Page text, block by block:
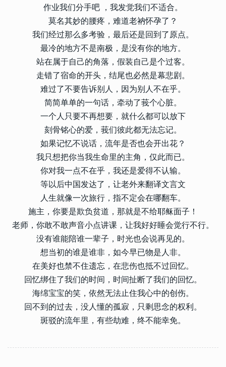
作业我们分手吧 ，我发觉我们不适合。
莫名其妙的腰疼，难道老衲怀孕了？
我们经过那么多考验，最后还是回到了原点。
最冷的地方不是南极，是没有你的地方。
站在属于自己的角落，假装自己是个过客。
走错了宿命的开头，结尾也必然是幕悲剧。
难过了不要告诉别人，因为别人不在乎。
简简单单的一句话，牵动了莪个心脏。
一个人只要不再想要，就什么都可以放下
刻骨铭心的爱，莪们彼此都无法忘记。
如果记忆不说话，流年是否也会开出花？
我只想把你当我生命里的主角，仅此而已。
你对我一点不在乎，我还是爱得不认输。
等以后中国发达了，让老外来翻译文言文
人生就像一次旅行，指不定会在哪翻车。
施主，你要是欺负贫道，那就是不给耶稣面子！
老师，你敢不敢声音小点讲课，让我好好睡会觉行不行。
没有谁能陪谁一辈子，时光也会说再见的。
想当初的谁是谁非，如今早已物是人非。
在美好也禁不住遗忘，在悲伤也抵不过回忆。
回忆绑住了我们的时间，时间扯断了我们的回忆。
海绵宝宝的笑，依然无法止住我心中的创伤。
回不到的过去，没人懂的孤寂，只剩思念的权利。
斑驳的流年里，有些劫难，终不能幸免。